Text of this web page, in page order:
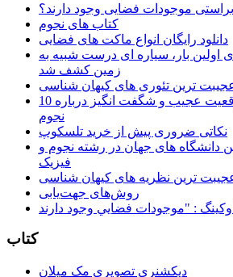
براستی موجودات فضایی وجود دارند؟
کتاب های نجوم
دانلود رایگان انواع ماکت های فضایی
اولین بار، سیاره ای درست شبیه به
زمین کشف شد
ترین تئوری های کیهان شناسی
10 واقعیت عجیب و شگفت انگیز درباره
نجوم
نکاتی ضروری پیش از خرید تلسکوپ
دانشگاه های جهان در رشته نجوم و
فیزیک
ترین نظریه های کیهان شناسی
روش‌های جهت‌یابی
کتاب
دیکشنری تصویری مک میلان